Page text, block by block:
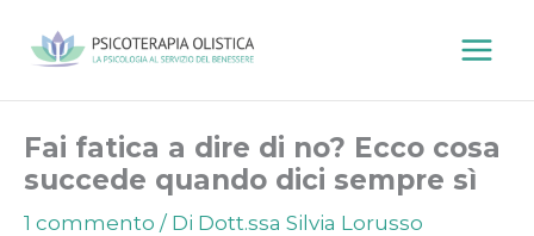
Fai fatica a dire di no? Ecco cosa
succede quando dici sempre sì
1 commento / Di Dott.ssa Silvia Lorusso